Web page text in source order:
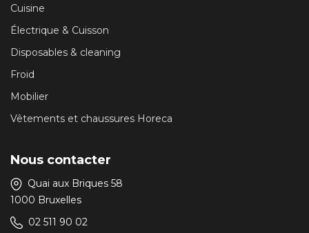
Cuisine
Électrique & Cuisson
Disposables & cleaning
Froid
Mobilier
Vêtements et chaussures Horeca
Nous contacter
Quai aux Briques 58
1000 Bruxelles
02 511 90 02